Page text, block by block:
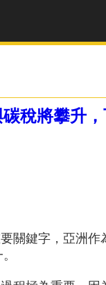
稅將攀升
關鍵字，亞洲